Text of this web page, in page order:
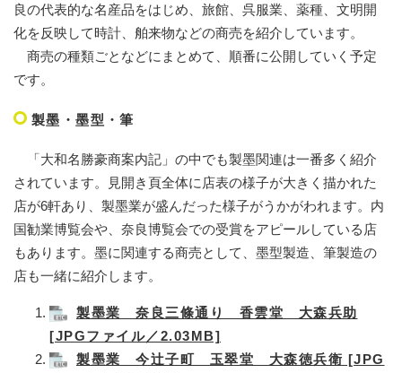
良の代表的な名産品をはじめ、旅館、呉服業、薬種、文明開
化を反映して時計、舶来物などの商売を紹介しています。
商売の種類ごとなどにまとめて、順番に公開していく予定
です。
製墨・墨型・筆
「大和名勝豪商案内記」の中でも製墨関連は一番多く紹介
されています。見開き頁全体に店表の様子が大きく描かれた
店が6軒あり、製墨業が盛んだった様子がうかがわれます。内
国勧業博覧会や、奈良博覧会での受賞をアピールしている店
もあります。墨に関連する商売として、墨型製造、筆製造の
店も一緒に紹介します。
製墨業 奈良三條通り 香雲堂 大森兵助
[JPGファイル／2.03MB]
製墨業 今辻子町 玉翠堂 大森徳兵衛 [JPG